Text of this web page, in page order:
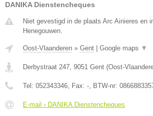
DANIKA Dienstencheques
Niet gevestigd in de plaats Arc Ainieres en
Henegouwen.
Oost-Vlaanderen » Gent Google maps ▼
Derbystraat 247, 9051 Gent (Oost-
Tel: 052343346, Fax: -, BTW-nr:
E-mail › DANIKA Dienstencheques